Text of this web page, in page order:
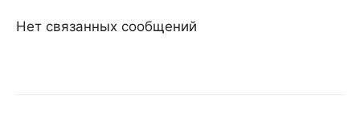
Нет связанных сообщений